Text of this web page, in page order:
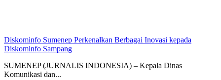
Diskominfo Sumenep Perkenalkan Berbagai Inovasi kepada
Diskominfo Sampang
SUMENEP (JURNALIS INDONESIA) – Kepala Dinas
Komunikasi dan...